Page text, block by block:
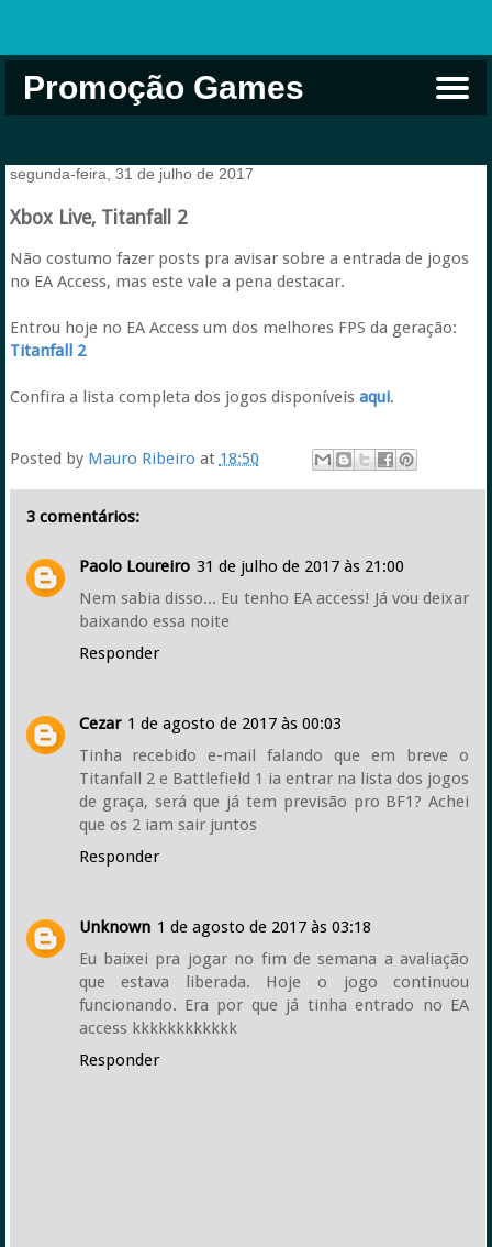
Promoção Games
segunda-feira, 31 de julho de 2017
Xbox Live, Titanfall 2
Não costumo fazer posts pra avisar sobre a entrada de jogos
no EA Access, mas este vale a pena destacar.
Entrou hoje no EA Access um dos melhores FPS da geração:
Titanfall 2
Confira a lista completa dos jogos disponíveis aqui.
Posted by Mauro Ribeiro at 18:50
3 comentários:
Paolo Loureiro 31 de julho de 2017 às 21:00
Nem sabia disso... Eu tenho EA access! Já vou deixar
baixando essa noite
Responder
Cezar 1 de agosto de 2017 às 00:03
Tinha recebido e-mail falando que em breve o
Titanfall 2 e Battlefield 1 ia entrar na lista dos jogos
de graça, será que já tem previsão pro BF1? Achei
que os 2 iam sair juntos
Responder
Unknown 1 de agosto de 2017 às 03:18
Eu baixei pra jogar no fim de semana a avaliação
que estava liberada. Hoje o jogo continuou
funcionando. Era por que já tinha entrado no EA
access kkkkkkkkkkkk
Responder